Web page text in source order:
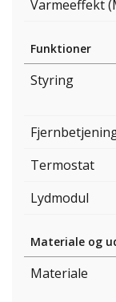
Varmeeffekt
Funktioner
Styring
Termostat
Lydmodul
Materiale og
Materiale